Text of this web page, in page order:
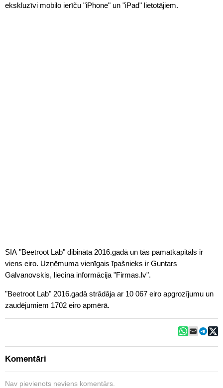
ekskluzīvi mobilo ierīču "iPhone" un "iPad" lietotājiem.
SIA "Beetroot Lab" dibināta 2016.gadā un tās pamatkapitāls ir
viens eiro. Uzņēmuma vienīgais īpašnieks ir Guntars
Galvanovskis, liecina informācija "Firmas.lv".
"Beetroot Lab" 2016.gadā strādāja ar 10 067 eiro apgrozījumu un
zaudējumiem 1702 eiro apmērā.
Komentāri
Nav pievienots neviens komentārs.